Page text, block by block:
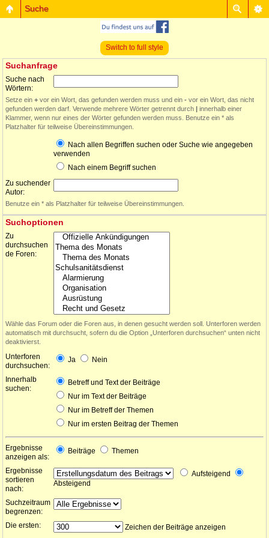
Suche
Switch to full style
Suchanfrage
Suche nach
Wörtern:
Setze ein + vor ein Wort, das gefunden werden muss und ein - vor ein Wort, das nicht
gefunden werden darf. Verwende mehrere Wörter getrennt durch | innerhalb einer
Klammer, wenn nur eines der Wörter gefunden werden muss. Benutze ein * als
Platzhalter für teilweise Übereinstimmungen.
Nach allen Begriffen suchen oder Suche wie angegeben
verwenden
Nach einem Begriff suchen
Zu suchender
Autor:
Benutze ein * als Platzhalter für teilweise Übereinstimmungen.
Suchoptionen
Zu
durchsuchen
de Foren:
Wähle das Forum oder die Foren aus, in denen gesucht werden soll. Unterforen werden
automatisch mit durchsucht, sofern du die Option „Unterforen durchsuchen“ unten nicht
deaktivierst.
Unterforen
durchsuchen:
Ja Nein
Innerhalb
suchen:
Betreff und Text der Beiträge
Nur im Text der Beiträge
Nur im Betreff der Themen
Nur im ersten Beitrag der Themen
Ergebnisse
anzeigen als:
Beiträge Themen
Ergebnisse
sortieren
nach:
Aufsteigend
Absteigend
Suchzeitraum
begrenzen:
Die ersten:
Zeichen der Beiträge anzeigen